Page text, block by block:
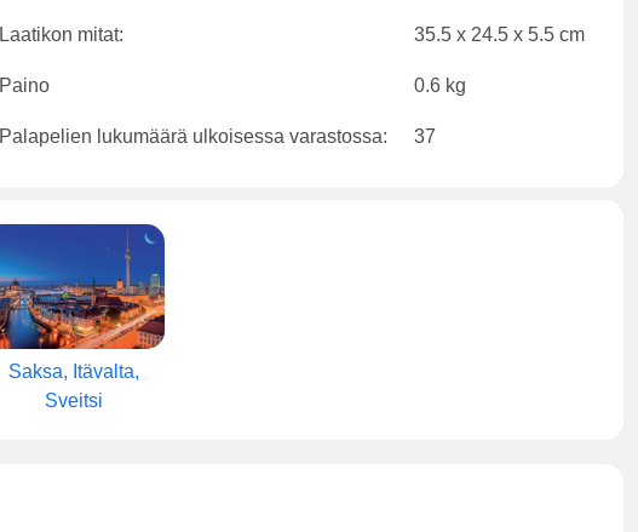
Laatikon mitat: 35.5 x 24.5 x 5.5 cm
Paino 0.6 kg
Palapelien lukumäärä ulkoisessa varastossa: 37
Saksa, Itävalta,
Sveitsi